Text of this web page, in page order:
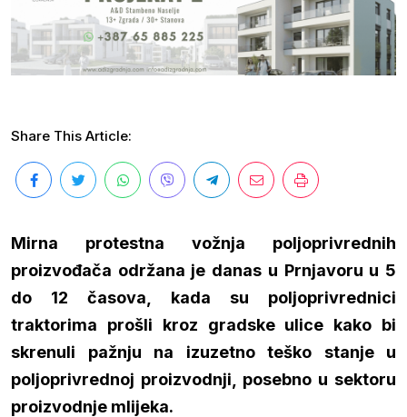
Share This Article:
Mirna protestna vožnja poljoprivrednih
proizvođača održana je danas u Prnjavoru u 5
do 12 časova, kada su poljoprivrednici
traktorima prošli kroz gradske ulice kako bi
skrenuli pažnju na izuzetno teško stanje u
poljoprivrednoj proizvodnji, posebno u sektoru
proizvodnje mlijeka.